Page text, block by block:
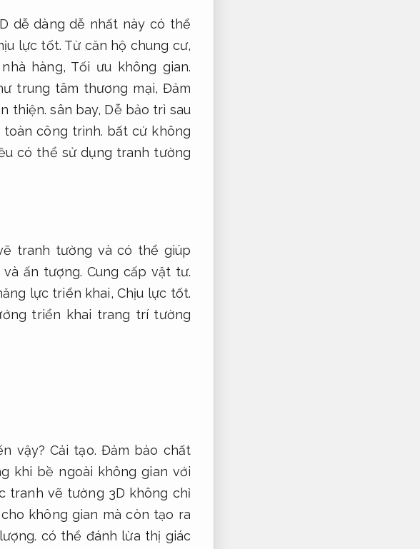
dễ dàng dễ nhất này có thể
lực tốt. Từ căn hộ chung cư,
nhà hàng, Tối ưu không gian.
trung tâm thương mại, Đảm
thiện. sân bay, Dễ bảo trì sau
toàn công trình. bất cứ không
có thể sử dụng tranh tường
tranh tường và có thể giúp
ấn tượng. Cung cấp vật tư.
lực triển khai,Chịu lực tốt.
triển khai trang trí tường
vậy?Cải tạo. Đảm bảo chất
khi bề ngoài không gian với
tranh vẽ tường 3D không chỉ
không gian mà còn tạo ra
có thể đánh lừa thị giác